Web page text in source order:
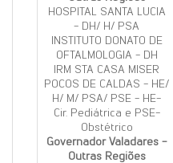
HOSPITAL SANTA LUCIA
- DH/ H/ PSA
INSTITUTO DONATO DE
OFTALMOLOGIA - DH
IRM STA CASA MISER
POCOS DE CALDAS - HE/
H/ M/ PSA/ PSE - HE-
Cir. Pediátrica e PSE-
Obstétrico
Governador Valadares -
Outras Regiões